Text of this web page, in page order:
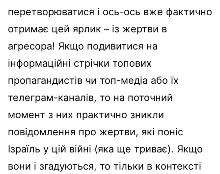
перетворюватися і ось-ось вже фактично
отримає цей ярлик – із жертви в
агресора! Якщо подивитися на
інформаційні стрічки топових
пропагандистів чи топ-медіа або їх
телеграм-каналів, то на поточний
момент з них практично зникли
повідомлення про жертви, які поніс
Ізраїль у цій війні (яка ще триває). Якщо
вони і згадуються, то тільки в контексті